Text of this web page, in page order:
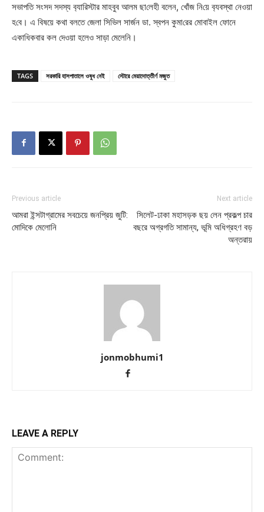
সভাপতি সংসদ সদস্য ব‌্যা‌রিস্টার মাহবুব আলম ছা‌লেহী বলেন, খোঁজ নি‌য়ে ব‌্যবস্থা নেওয়া
হ‌বে। এ বিষয়ে কথা বলতে জেলা সি‌ভিল সার্জন ডা. স্বপন কুমা‌রের মোবাইল ফোনে
একাধিকবার কল দেওয়া হলেও সাড়া মেলেনি।
TAGS সরকারি হাসপাতালে ওষুধ নেই স্টোরে মেয়াদোত্তীর্ণ মজুত
Previous article
আমরা ইন্সটাগ্রামের সবচেয়ে জনপ্রিয় জুটি:
মোদিকে মেলোনি
Next article
সিলেট-ঢাকা মহাসড়ক ছয় লেন প্রকল্প চার
বছরে অগ্রগতি সামান্য, ভূমি অধিগ্রহণ বড়
অন্তরায়
jonmobhumi1
LEAVE A REPLY